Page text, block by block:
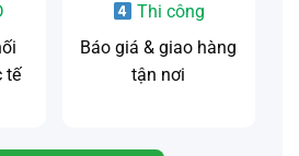
tế
Thi công
Báo giá & giao hàng
tận nơi